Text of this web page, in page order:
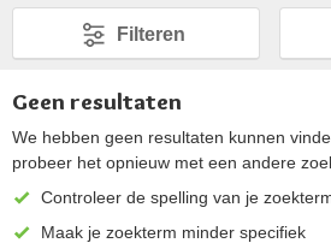
energiezuinig en stijlvol – en dat voor
Filteren
Geen resultaten
We hebben geen resultaten kunnen
probeer het opnieuw met een andere
Controleer de spelling van je
Maak je zoekterm minder specifiek